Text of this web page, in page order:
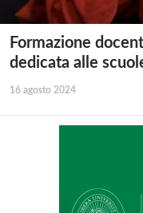
Formazione
dedicata alle
16 agosto 2024